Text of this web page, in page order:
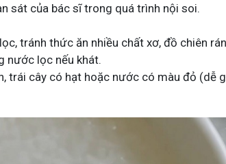
sát của bác sĩ trong quá trình nội soi.
tránh thức ăn nhiều chất xơ, đồ chiên
nước lọc nếu khát.
trái cây có hạt hoặc nước có màu đỏ (dễ